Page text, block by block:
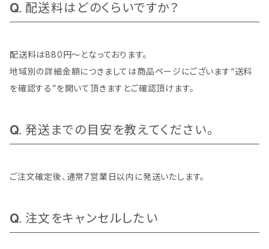
配送料はどのくらいですか？
配送料は880円～となっております。
地域別の詳細金額につきましては商品ページにございます“送料
を確認する”を開いて頂きますとご確認頂けます。
発送までの目安を教えてください。
ご注文確定後、通常7営業日以内に発送いたします。
注文をキャンセルしたい